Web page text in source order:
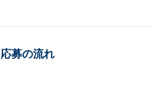
応募の流れ